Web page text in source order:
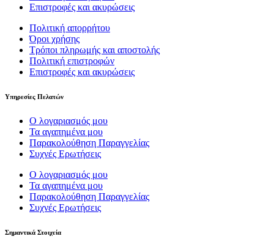
Επιστροφές και ακυρώσεις
Πολιτική απορρήτου
Όροι χρήσης
Τρόποι πληρωμής και αποστολής
Πολιτική επιστροφών
Επιστροφές και ακυρώσεις
Υπηρεσίες Πελατών
Ο λογαριασμός μου
Τα αγαπημένα μου
Παρακολούθηση Παραγγελίας
Συχνές Ερωτήσεις
Ο λογαριασμός μου
Τα αγαπημένα μου
Παρακολούθηση Παραγγελίας
Συχνές Ερωτήσεις
Σημαντικά Στοιχεία